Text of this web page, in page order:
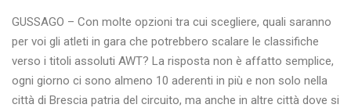
GUSSAGO – Con molte opzioni tra cui scegliere, quali saranno
per voi gli atleti in gara che potrebbero scalare le classifiche
verso i titoli assoluti AWT? La risposta non è affatto semplice,
ogni giorno ci sono almeno 10 aderenti in più e non solo nella
città di Brescia patria del circuito, ma anche in altre città dove si